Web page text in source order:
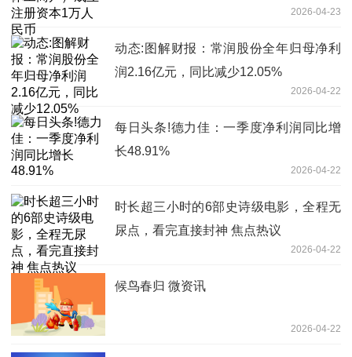
2026-04-23
动态:图解财报：常润股份全年归母净利
润2.16亿元，同比减少12.05%
2026-04-22
每日头条!德力佳：一季度净利润同比增
长48.91%
2026-04-22
时长超三小时的6部史诗级电影，全程无
尿点，看完直接封神 焦点热议
2026-04-22
候鸟春归 微资讯
2026-04-22